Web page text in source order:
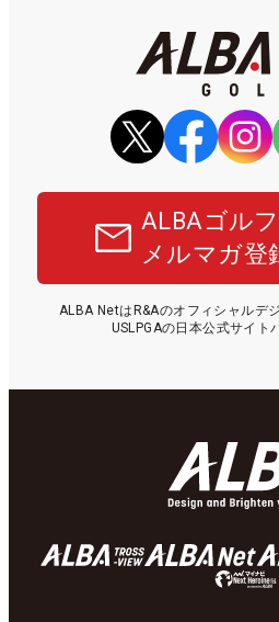
ALBAゴル
メルマガ登
ALBA NetはR&Aのオフィシャルデ
USLPGAの日本公式サイト